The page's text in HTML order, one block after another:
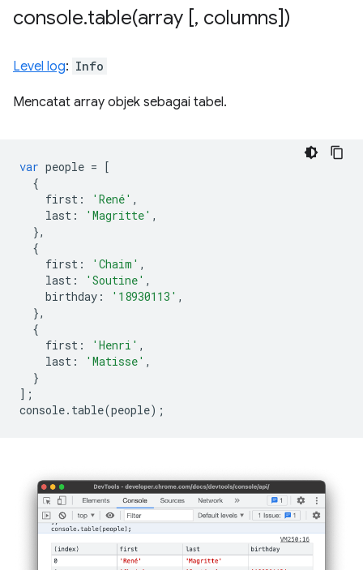
console.table(array [, columns])
Level log: Info
Mencatat array objek sebagai tabel.
var people =
[
{
first : 'René' ,
last : 'Magritte' ,
},
{
first : 'Chaim' ,
last : 'Soutine' ,
birthday : '18930113' ,
},
{
first : 'Henri' ,
last : 'Matisse' ,
}
];
console. table(people);